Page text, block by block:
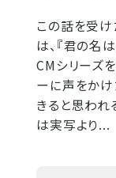
この話を受
は、『君の名
CMシリーズ
ーに声をかけ
きると思われ
は実写より...